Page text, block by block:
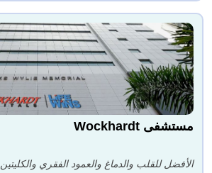
مستشفى Wockhardt
الأفضل للقلب والدماغ والعمود الفقري والكليتين.